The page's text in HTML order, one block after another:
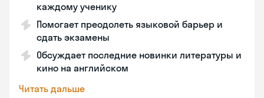
каждому ученику
Помогает преодолеть языковой барьер и
сдать экзамены
Обсуждает последние новинки литературы и
кино на английском
Читать дальше